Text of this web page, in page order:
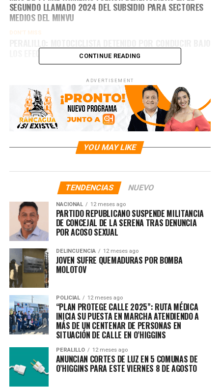
SEGUNDO LLAMADO 2024 DEL SUBSIDIO PARA SECTORES
MEDIOS DEL MINVU
DON'T MISS
LOS EFECTOS DEL ALCOHOL Y SIN DOCUMENTOS
CONTINUE READING
ADVERTISEMENT
YOU MAY LIKE
TENDENCIAS NUEVO
NACIONAL 12 meses ago
PARTIDO REPUBLICANO SUSPENDE MILITANCIA
DE CONCEJAL DE LA SERENA TRAS DENUNCIA
POR ACOSO SEXUAL
DELINCUENCIA 12 meses ago
JOVEN SUFRE QUEMADURAS POR BOMBA
MOLOTOV
POLICIAL 12 meses ago
“PLAN PROTEGE CALLE 2025”: RUTA MÉDICA
INICIA SU PUESTA EN MARCHA ATENDIENDO A
MÁS DE UN CENTENAR DE PERSONAS EN
SITUACIÓN DE CALLE EN O’HIGGINS
PERALILLO 12 meses ago
ANUNCIAN CORTES DE LUZ EN 5 COMUNAS DE
O’HIGGINS PARA ESTE VIERNES 8 DE AGOSTO